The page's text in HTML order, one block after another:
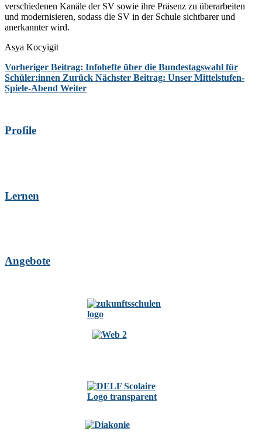
verschiedenen Kanäle der SV sowie ihre Präsenz zu überarbeiten
und modernisieren, sodass die SV in der Schule sichtbarer und
anerkannter wird.
Asya Kocyigit
Vorheriger Beitrag: Infohefte über die Bundestagswahl für
Schüler:innen Zurück Nächster Beitrag: Unser Mittelstufen-
Spiele-Abend Weiter
Profile
Lernen
Angebote